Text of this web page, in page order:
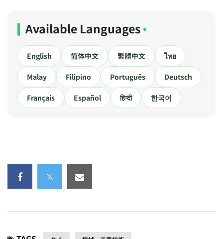
Available Languages
English 简体中文 繁體中文 ไทย
Malay Filipino Português Deutsch
Français Español हिन्दी 한국어